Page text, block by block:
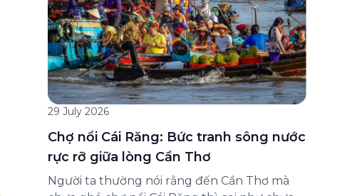
[…]
29 July 2026
Chợ nổi Cái Răng: Bức tranh sông nước
rực rỡ giữa lòng Cần Thơ
Người ta thường nói rằng đến Cần Thơ mà